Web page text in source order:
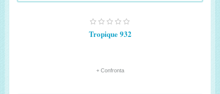
Tropique 932
+ Confronta